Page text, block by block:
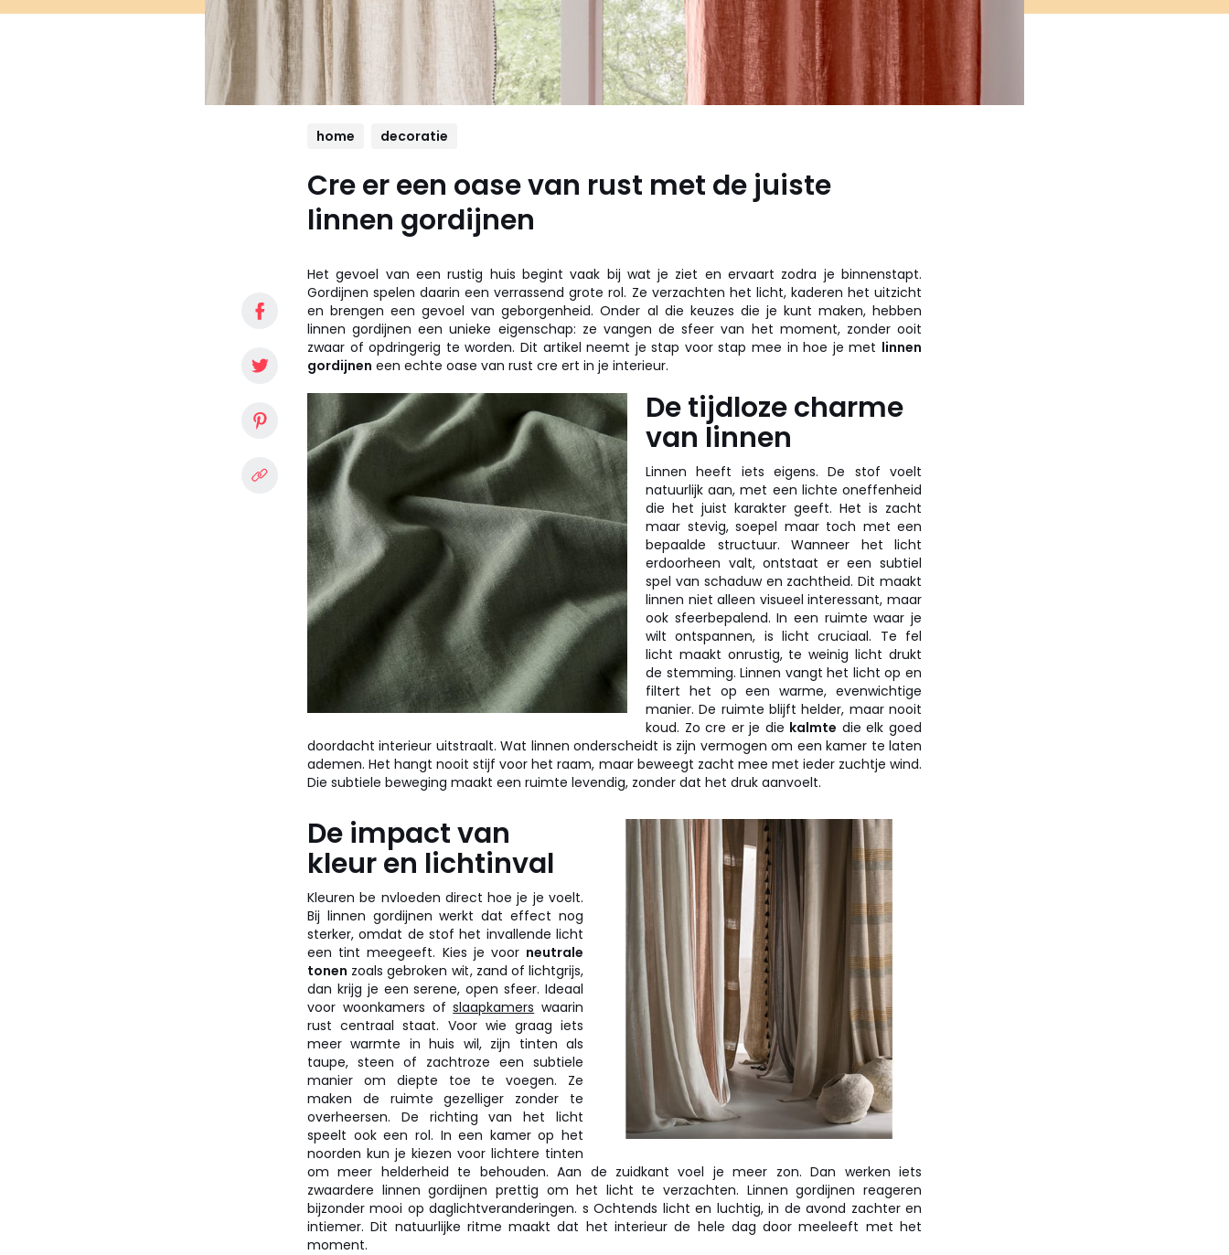
home decoratie
Cre er een oase van rust met de juiste
linnen gordijnen
Het gevoel van een rustig huis begint vaak bij wat je ziet en ervaart zodra je binnenstapt.
Gordijnen spelen daarin een verrassend grote rol. Ze verzachten het licht, kaderen het uitzicht
en brengen een gevoel van geborgenheid. Onder al die keuzes die je kunt maken, hebben
linnen gordijnen een unieke eigenschap: ze vangen de sfeer van het moment, zonder ooit
zwaar of opdringerig te worden. Dit artikel neemt je stap voor stap mee in hoe je met linnen
gordijnen een echte oase van rust cre ert in je interieur.
De tijdloze charme
van linnen
Linnen heeft iets eigens. De stof voelt
natuurlijk aan, met een lichte oneffenheid
die het juist karakter geeft. Het is zacht
maar stevig, soepel maar toch met een
bepaalde structuur. Wanneer het licht
erdoorheen valt, ontstaat er een subtiel
spel van schaduw en zachtheid. Dit maakt
linnen niet alleen visueel interessant, maar
ook sfeerbepalend. In een ruimte waar je
wilt ontspannen, is licht cruciaal. Te fel
licht maakt onrustig, te weinig licht drukt
de stemming. Linnen vangt het licht op en
filtert het op een warme, evenwichtige
manier. De ruimte blijft helder, maar nooit
koud. Zo cre er je die kalmte die elk goed
doordacht interieur uitstraalt. Wat linnen onderscheidt is zijn vermogen om een kamer te laten
ademen. Het hangt nooit stijf voor het raam, maar beweegt zacht mee met ieder zuchtje wind.
Die subtiele beweging maakt een ruimte levendig, zonder dat het druk aanvoelt.
De impact van
kleur en lichtinval
Kleuren be nvloeden direct hoe je je voelt.
Bij linnen gordijnen werkt dat effect nog
sterker, omdat de stof het invallende licht
een tint meegeeft. Kies je voor neutrale
tonen zoals gebroken wit, zand of lichtgrijs,
dan krijg je een serene, open sfeer. Ideaal
voor woonkamers ofslaapkamers waarin
rust centraal staat. Voor wie graag iets
meer warmte in huis wil, zijn tinten als
taupe, steen of zachtroze een subtiele
manier om diepte toe te voegen. Ze
maken de ruimte gezelliger zonder te
overheersen. De richting van het licht
speelt ook een rol. In een kamer op het
noorden kun je kiezen voor lichtere tinten
om meer helderheid te behouden. Aan de zuidkant voel je meer zon. Dan werken iets
zwaardere linnen gordijnen prettig om het licht te verzachten. Linnen gordijnen reageren
bijzonder mooi op daglichtveranderingen. s Ochtends licht en luchtig, in de avond zachter en
intiemer. Dit natuurlijke ritme maakt dat het interieur de hele dag door meeleeft met het
moment.